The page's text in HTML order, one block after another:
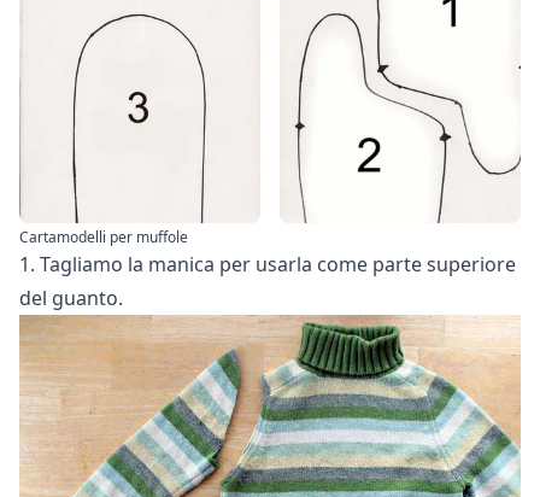
Cartamodelli per muffole
1. Tagliamo la manica per usarla come parte superiore
del guanto.